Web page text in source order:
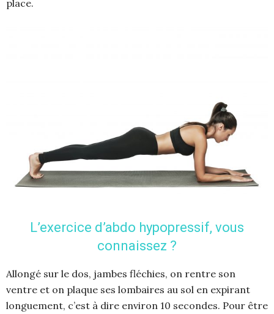
place.
L’exercice d’abdo hypopressif, vous
connaissez ?
Allongé sur le dos, jambes fléchies, on rentre son
ventre et on plaque ses lombaires au sol en expirant
longuement, c’est à dire environ 10 secondes. Pour être